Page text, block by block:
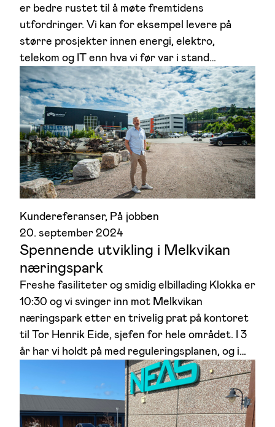
er bedre rustet til å møte fremtidens
utfordringer. Vi kan for eksempel levere på
større prosjekter innen energi, elektro,
telekom og IT enn hva vi før var i stand…
Kundereferanser, På jobben
20. september 2024
Spennende utvikling i Melkvikan
næringspark
Freshe fasiliteter og smidig elbillading Klokka er
10:30 og vi svinger inn mot Melkvikan
næringspark etter en trivelig prat på kontoret
til Tor Henrik Eide, sjefen for hele området. I 3
år har vi holdt på med reguleringsplanen, og i…